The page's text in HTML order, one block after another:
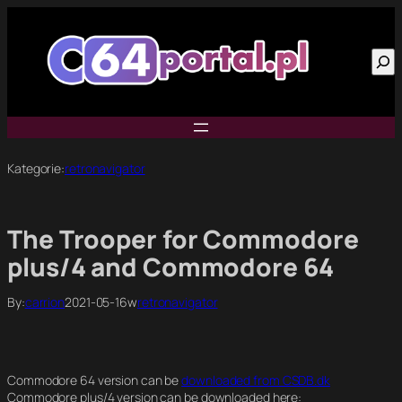
treści
Kategorie:retronavigator
The Trooper for Commodore
plus/4 and Commodore 64
By:carrion2021-05-16wretronavigator
Commodore 64 version can bedownloaded from CSDB.dk
Commodore plus/4 version can be downloaded here: